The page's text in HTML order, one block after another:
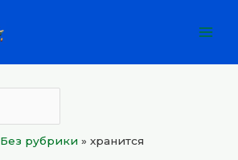
Без рубрики »хранится